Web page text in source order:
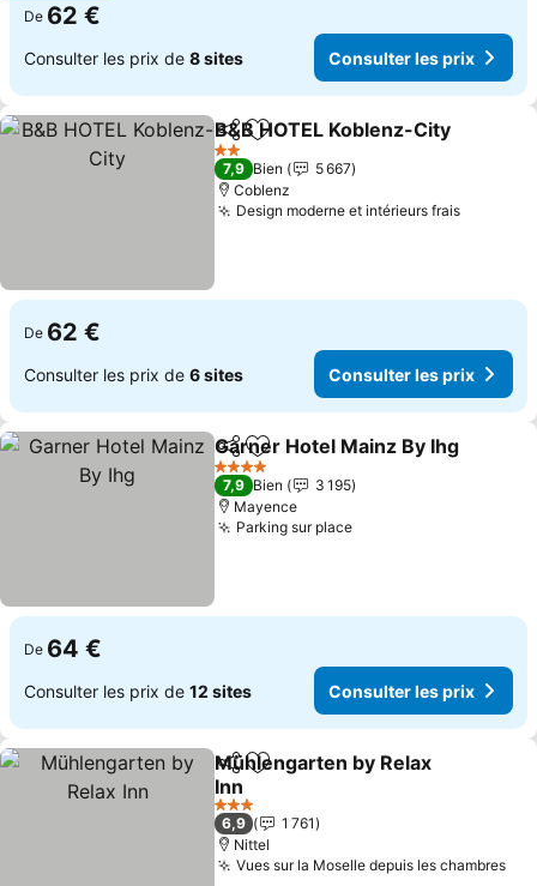
De 62 €
Consulter les prix de 8 sites Consulter les prix
PartagerAjouter à mes favoris
B&B HOTEL Koblenz-City
2 Étoiles
7,9 Bien
5 667
Coblenz
Design moderne et intérieurs frais
De 62 €
Consulter les prix de 6 sites Consulter les prix
PartagerAjouter à mes favoris
Garner Hotel Mainz By Ihg
4 Étoiles
7,9 Bien
3 195
Mayence
Parking sur placeConsulter les prix
De 64 €
Consulter les prix de 12 sites Consulter les prix
PartagerAjouter à mes favoris
Mühlengarten by Relax
Inn
Consulter les prix
3 Étoiles
6,9
1 761
Nittel
Vues sur la Moselle depuis les chambres